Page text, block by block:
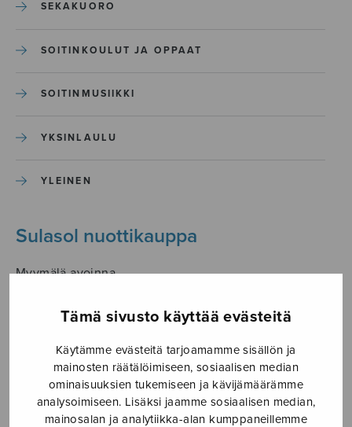
Tämä sivusto käyttää evästeitä
Käytämme evästeitä tarjoamamme sisällön ja
mainosten räätälöimiseen, sosiaalisen median
ominaisuuksien tukemiseen ja kävijämäärämme
analysoimiseen. Lisäksi jaamme sosiaalisen median,
mainosalan ja analytiikka-alan kumppaneillemme
SEKAKUORO
SOITINKOULUT JA OPPAAT
SOITINMUSIIKKI
YKSINLAULU
YLEINEN
Sulasol nuottikauppa
Myymälä avoinna
Tallberginkatu 1 B, 1,5 krs.
00180 Helsinki
myynti@sulasol.fi
puh. 050 305 6502